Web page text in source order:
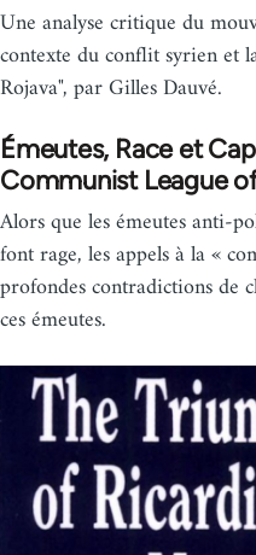
Une analyse critique du
contexte du conflit syrien et
Rojava", par Gilles Dauvé.
Émeutes, Race et
Communist League
Alors que les émeutes anti-
font rage, les appels à la «
profondes contradictions de
ces émeutes.